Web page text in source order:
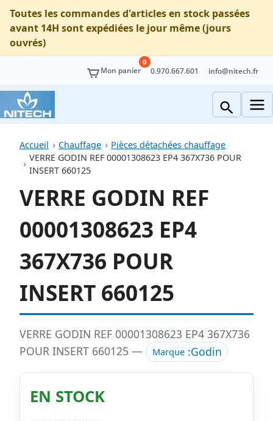
Toutes les commandes d'articles en stock passées
avant 14H sont expédiées le jour même (jours
ouvrés)
Mon panier
0
0.970.667.601 info@nitech.fr
Accueil Chauffage
Pièces détachées chauffage
VERRE GODIN REF 00001308623 EP4 367X736 POUR
INSERT 660125
VERRE GODIN REF
00001308623 EP4
367X736 POUR
INSERT 660125
VERRE GODIN REF 00001308623 EP4 367X736
POUR INSERT 660125 —
Marque:Godin
EN STOCK